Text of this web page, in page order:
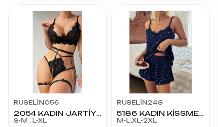
RUSELİN056
2054 KADIN JARTİYER FANTAZİ KOSTÜM
S-M , L-XL
RUSELİN248
5186 KADIN KİSSME ŞORT
M-L,XL-2XL